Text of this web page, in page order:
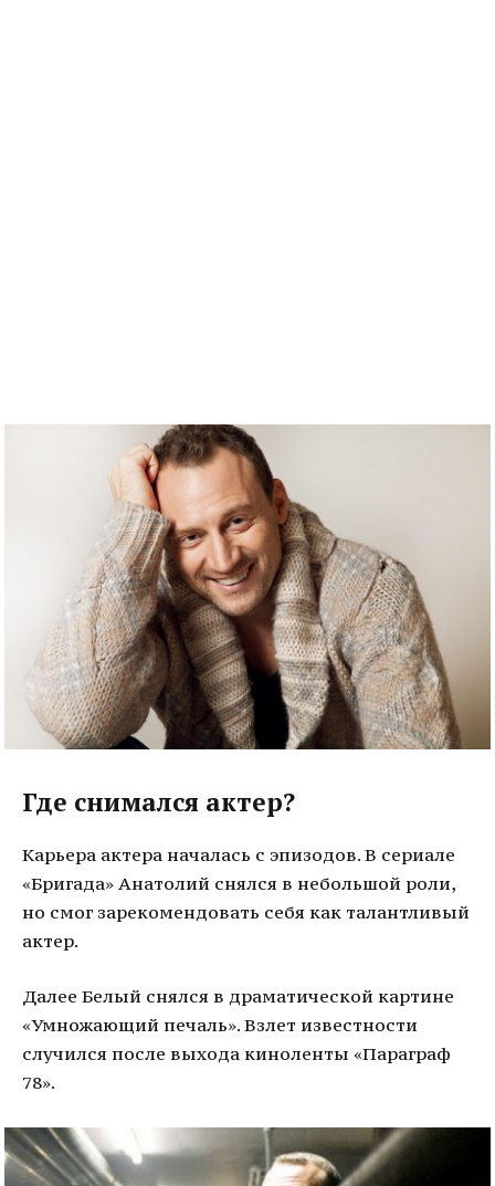
Где снимался актер?
Карьера актера началась с эпизодов. В сериале
«Бригада» Анатолий снялся в небольшой роли,
но смог зарекомендовать себя как талантливый
актер.
Далее Белый снялся в драматической картине
«Умножающий печаль». Взлет известности
случился после выхода киноленты «Параграф
78».